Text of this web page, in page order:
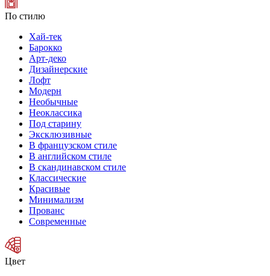
По стилю
Хай-тек
Барокко
Арт-деко
Дизайнерские
Лофт
Модерн
Необычные
Неоклассика
Под старину
Эксклюзивные
В французском стиле
В английском стиле
В скандинавском стиле
Классические
Красивые
Минимализм
Прованс
Современные
Цвет